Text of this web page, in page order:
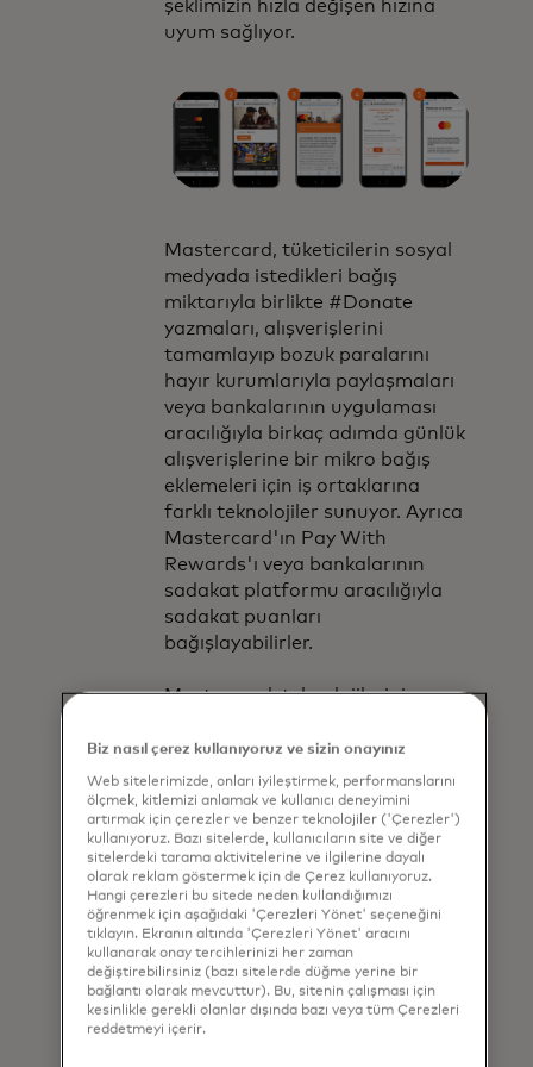
şeklimizin hızla değişen hızına
uyum sağlıyor.
Mastercard, tüketicilerin sosyal
medyada istedikleri bağış
miktarıyla birlikte #Donate
yazmaları, alışverişlerini
tamamlayıp bozuk paralarını
hayır kurumlarıyla paylaşmaları
veya bankalarının uygulaması
aracılığıyla birkaç adımda günlük
alışverişlerine bir mikro bağış
eklemeleri için iş ortaklarına
farklı teknolojiler sunuyor. Ayrıca
Mastercard'ın Pay With
Rewards'ı veya bankalarının
sadakat platformu aracılığıyla
sadakat puanları
bağışlayabilirler.
Mastercard, teknolojilerinin ve
COVID-19'un yarattığı acil
ihtiyaç ve dijital bağışların doğal
büyümesi nedeniyle şirketin bağış
platformları aracılığıyla yıldan
yıla bağışlarda 60% büyüme
gördü.
Biz nasıl çerez kullanıyoruz ve sizin onayınız
Web sitelerimizde, onları iyileştirmek, performanslarını
ölçmek, kitlemizi anlamak ve kullanıcı deneyimini
artırmak için çerezler ve benzer teknolojiler ('Çerezler')
kullanıyoruz. Bazı sitelerde, kullanıcıların site ve diğer
sitelerdeki tarama aktivitelerine ve ilgilerine dayalı
olarak reklam göstermek için de Çerez kullanıyoruz.
Hangi çerezleri bu sitede neden kullandığımızı
öğrenmek için aşağıdaki 'Çerezleri Yönet' seçeneğini
tıklayın. Ekranın altında 'Çerezleri Yönet' aracını
kullanarak onay tercihlerinizi her zaman
değiştirebilirsiniz (bazı sitelerde düğme yerine bir
bağlantı olarak mevcuttur). Bu, sitenin çalışması için
kesinlikle gerekli olanlar dışında bazı veya tüm Çerezleri
reddetmeyi içerir.